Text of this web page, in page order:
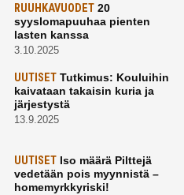
RUUHKAVUODET20
syyslomapuuhaa pienten
lasten kanssa
3.10.2025
UUTISETTutkimus: Kouluihin
kaivataan takaisin kuria ja
järjestystä
13.9.2025
UUTISETIso määrä Pilttejä
vedetään pois myynnistä –
homemyrkkyriski!